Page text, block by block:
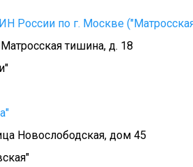
России по г. Москве
тишина, д. 18
Новослободская, дом 45